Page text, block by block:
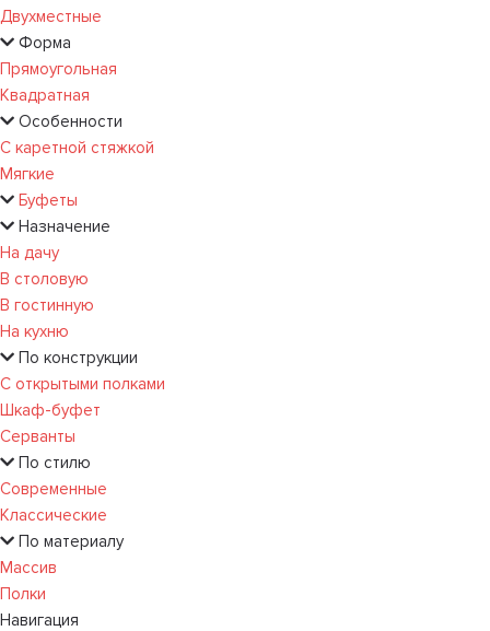
Двухместные
Форма
Прямоугольная
Квадратная
Особенности
С каретной стяжкой
Мягкие
Буфеты
Назначение
На дачу
В столовую
В гостинную
На кухню
По конструкции
С открытыми полками
Шкаф-буфет
Серванты
По стилю
Современные
Классические
По материалу
Массив
Полки
Навигация